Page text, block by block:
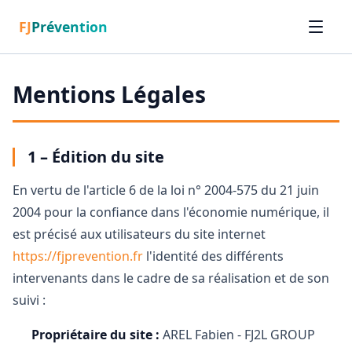
FJPrévention
Mentions Légales
1 – Édition du site
En vertu de l'article 6 de la loi n° 2004-575 du 21 juin
2004 pour la confiance dans l'économie numérique, il
est précisé aux utilisateurs du site internet
https://fjprevention.fr l'identité des différents
intervenants dans le cadre de sa réalisation et de son
suivi :
Propriétaire du site : AREL Fabien - FJ2L GROUP